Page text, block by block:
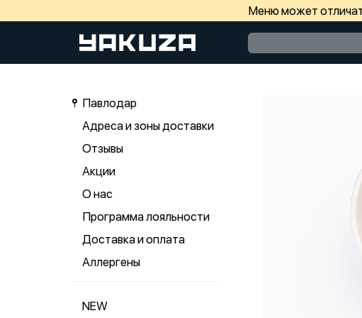
Меню может
Павлодар
Адреса и зоны доставки
Отзывы
Акции
О нас
Программа лояльности
Доставка и оплата
Аллергены
NEW